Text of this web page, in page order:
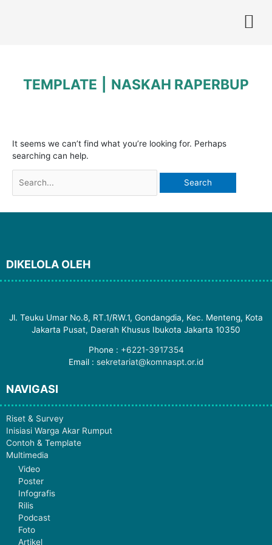
TEMPLATE NASKAH RAPERBUP
It seems we can’t find what you’re looking for. Perhaps
searching can help.
for:
DIKELOLA OLEH
Jl. Teuku Umar No.8, RT.1/RW.1, Gondangdia, Kec. Menteng, Kota
Jakarta Pusat, Daerah Khusus Ibukota Jakarta 10350
Phone : +6221-3917354
Email : sekretariat@komnaspt.or.id
NAVIGASI
Riset & Survey
Inisiasi Warga Akar Rumput
Contoh & Template
Multimedia
Video
Poster
Infografis
Rilis
Podcast
Foto
Artikel